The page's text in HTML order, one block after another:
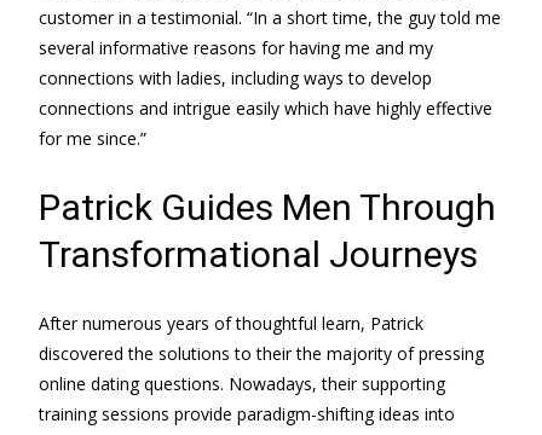
customer in a testimonial. “In a short time, the guy told me
several informative reasons for having me and my
connections with ladies, including ways to develop
connections and intrigue easily which have highly effective
for me since.”
Patrick Guides Men Through
Transformational Journeys
After numerous years of thoughtful learn, Patrick
discovered the solutions to their the majority of pressing
online dating questions. Nowadays, their supporting
training sessions provide paradigm-shifting ideas into